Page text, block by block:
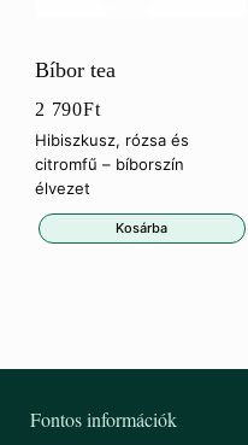
Bíbor tea
2 790Ft
Hibiszkusz, rózsa és
citromfű – bíborszín
élvezet
Kosárba
Fontos információk